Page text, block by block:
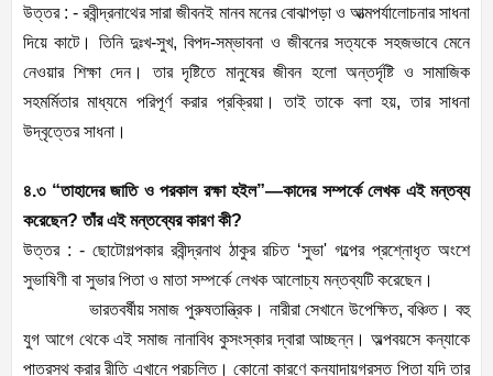
উত্তর : - রবীন্দ্রনাথের সারা জীবনই মানব মনের বোঝাপড়া ও আত্মপর্যালোচনার সাধনা
দিয়ে কাটে। তিনি দুঃখ-সুখ, বিপদ-সম্ভাবনা ও জীবনের সত্যকে সহজভাবে মেনে
নেওয়ার শিক্ষা দেন। তার দৃষ্টিতে মানুষের জীবন হলো অন্তর্দৃষ্টি ও সামাজিক
সহমর্মিতার মাধ্যমে পরিপূর্ণ করার প্রক্রিয়া। তাই তাকে বলা হয়, তার সাধনা
উদ্‌বৃত্তের সাধনা।
৪.৩ “তাহাদের জাতি ও পরকাল রক্ষা হইল”—কাদের সম্পর্কে লেখক এই মন্তব্য
করেছেন? তাঁর এই মন্তব্যের কারণ কী?
উত্তর : - ছােটোগল্পকার রবীন্দ্রনাথ ঠাকুর রচিত ‘সুভা' গল্পের প্রশ্নোধৃত অংশে
সুভাষিণী বা সুভার পিতা ও মাতা সম্পর্কে লেখক আলােচ্য মন্তব্যটি করেছেন।
ভারতবর্ষীয় সমাজ পুরুষতান্ত্রিক। নারীরা সেখানে উপেক্ষিত, বঞ্চিত। বহু
যুগ আগে থেকে এই সমাজ নানাবিধ কুসংস্কার দ্বারা আচ্ছন্ন। অল্পবয়সে কন্যাকে
পাত্রস্থ করার রীতি এখানে প্রচলিত। কোনাে কারণে কন্যাদায়গ্রস্ত পিতা যদি তার